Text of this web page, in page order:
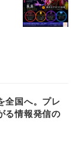
全国へ。プレ
る情報発信の